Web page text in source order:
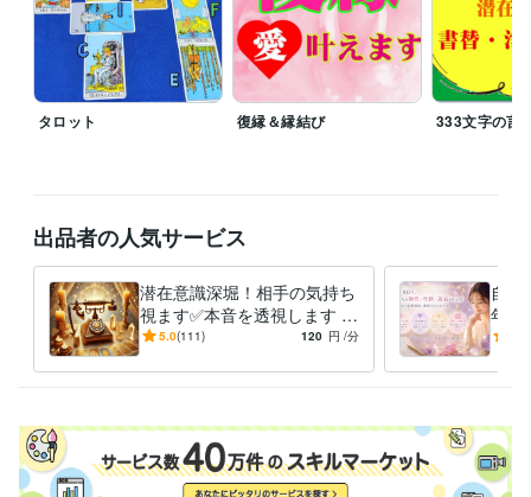
タロット 復縁＆縁結び 333文字の言
出品者の人気サービス
潜在意識深堀！相手の気持ち
視ます✅本音を透視します ✅
復縁・恋愛・不倫・片思い・
5.0(111) 120 円 /分
自己
年間
愛、